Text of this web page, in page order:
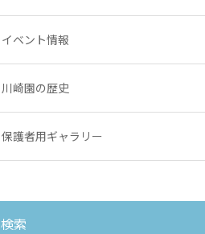
イベント情報
川崎園の歴史
保護者用ギャラリー
検索